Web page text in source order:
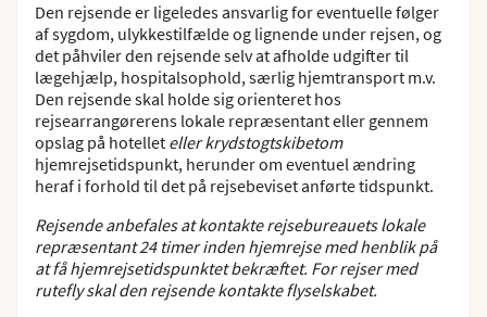
Den rejsende er ligeledes ansvarlig for eventuelle følger
af sygdom, ulykkestilfælde og lignende under rejsen, og
det påhviler den rejsende selv at afholde udgifter til
lægehjælp, hospitalsophold, særlig hjemtransport m.v.
Den rejsende skal holde sig orienteret hos
rejsearrangørerens lokale repræsentant eller gennem
opslag på hotellet eller krydstogtskibetom
hjemrejsetidspunkt, herunder om eventuel ændring
heraf i forhold til det på rejsebeviset anførte tidspunkt.
Rejsende anbefales at kontakte rejsebureauets lokale
repræsentant 24 timer inden hjemrejse med henblik på
at få hjemrejsetidspunktet bekræftet. For rejser med
rutefly skal den rejsende kontakte flyselskabet.